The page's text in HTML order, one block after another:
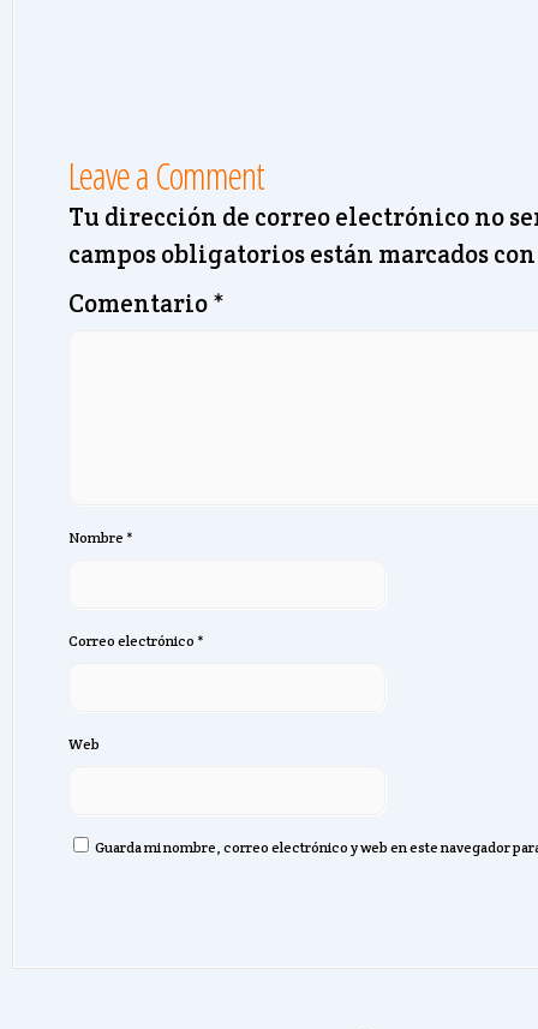
Leave a Comment
Tu dirección de correo electrónico no
campos obligatorios están marcados
Comentario*
Nombre *
Correo electrónico *
Web
Guarda mi nombre, correo electrónico y web en este navegador